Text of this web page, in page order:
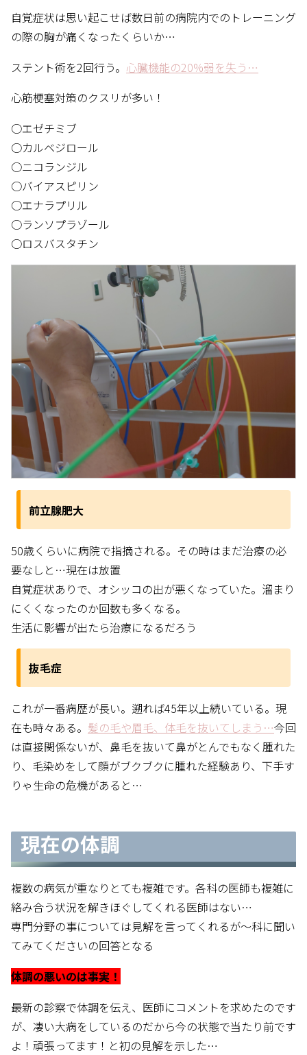
自覚症状は思い起こせば数日前の病院内でのトレーニング
の際の胸が痛くなったくらいか…
ステント術を2回行う。 心臓機能の20%弱を失う…
心筋梗塞対策のクスリが多い！
○エゼチミブ
○カルベジロール
○ニコランジル
○バイアスピリン
○エナラプリル
○ランソプラゾール
○ロスバスタチン
前立腺肥大
50歳くらいに病院で指摘される。その時はまだ治療の必
要なしと…現在は放置
自覚症状ありで、オシッコの出が悪くなっていた。溜まり
にくくなったのか回数も多くなる。
生活に影響が出たら治療になるだろう
抜毛症
これが一番病歴が長い。遡れば45年以上続いている。現
在も時々ある。 髪の毛や眉毛、体毛を抜いてしまう…今回
は直接関係ないが、鼻毛を抜いて鼻がとんでもなく腫れた
り、毛染めをして顔がブクブクに腫れた経験あり、下手す
りゃ生命の危機があると…
現在の体調
複数の病気が重なりとても複雑です。各科の医師も複雑に
絡み合う状況を解きほぐしてくれる医師はない…
専門分野の事については見解を言ってくれるが〜科に聞い
てみてくださいの回答となる
体調の悪いのは事実！
最新の診察で体調を伝え、医師にコメントを求めたのです
が、凄い大病をしているのだから今の状態で当たり前です
よ！頑張ってます！と初の見解を示した…